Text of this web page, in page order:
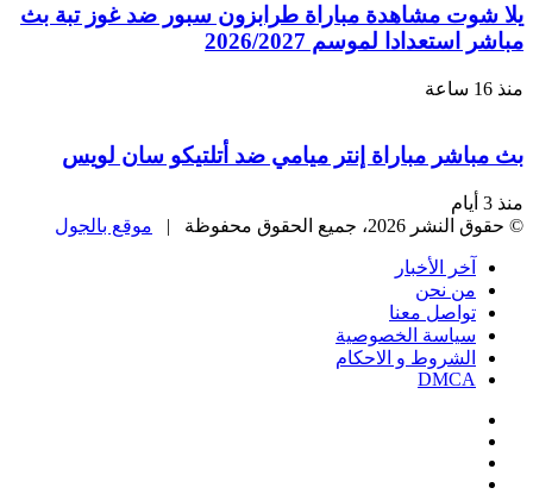
مشاهدة مباراة طرابزون سبور ضد غوز تبة بث
لموسم 2026/2027
مباراة إنتر ميامي ضد أتلتيكو سان لويس
جميع الحقوق محفوظة | موقع بالجول
الأخبار
نحن
معنا
الخصوصية
و الاحكام